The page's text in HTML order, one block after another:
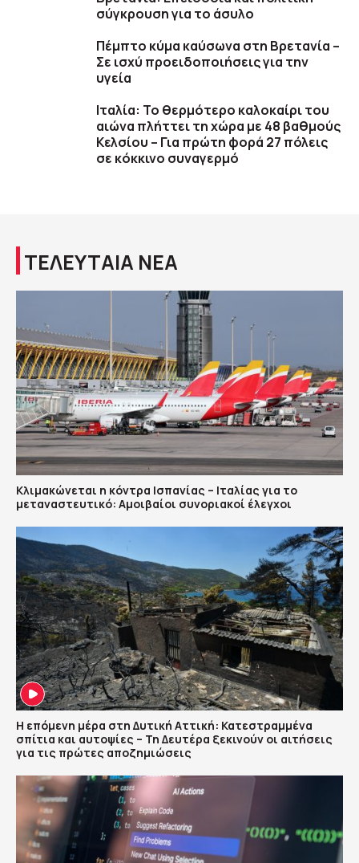
σύγκρουση για το άσυλο
Πέμπτο κύμα καύσωνα στη Βρετανία –
Σε ισχύ προειδοποιήσεις για την
υγεία
Ιταλία: Το θερμότερο καλοκαίρι του
αιώνα πλήττει τη χώρα με 48 βαθμούς
Κελσίου – Για πρώτη φορά 27 πόλεις
σε κόκκινο συναγερμό
ΤΕΛΕΥΤΑΙΑ ΝΕΑ
Κλιμακώνεται η κόντρα Ισπανίας – Ιταλίας για το
μεταναστευτικό: Αμοιβαίοι συνοριακοί έλεγχοι
Η επόμενη μέρα στη Δυτική Αττική: Κατεστραμμένα
σπίτια και αυτοψίες – Τη Δευτέρα ξεκινούν οι αιτήσεις
για τις πρώτες αποζημιώσεις